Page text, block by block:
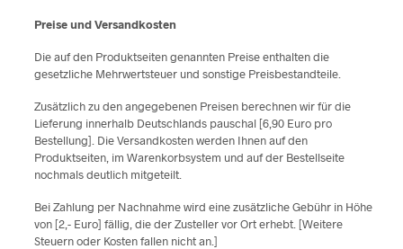
Preise und Versandkosten
Die auf den Produktseiten genannten Preise enthalten die
gesetzliche Mehrwertsteuer und sonstige Preisbestandteile.
Zusätzlich zu den angegebenen Preisen berechnen wir für die
Lieferung innerhalb Deutschlands pauschal [6,90 Euro pro
Bestellung]. Die Versandkosten werden Ihnen auf den
Produktseiten, im Warenkorbsystem und auf der Bestellseite
nochmals deutlich mitgeteilt.
Bei Zahlung per Nachnahme wird eine zusätzliche Gebühr in Höhe
von [2,- Euro] fällig, die der Zusteller vor Ort erhebt. [Weitere
Steuern oder Kosten fallen nicht an.]